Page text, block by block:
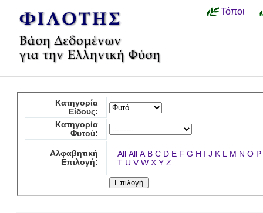
Τόποι
Κατηγορία
Είδους:
Κατηγορία
Φυτού:
Αλφαβητική
Επιλογή:
All All A B C D E F G H I J K L M N O P
T U V W X Y Z